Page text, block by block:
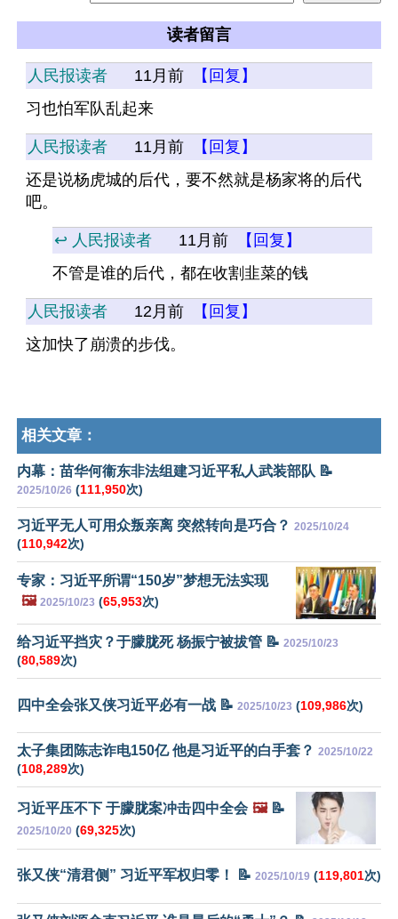
读者留言
人民报读者 11月前
【回复】
习也怕军队乱起来
人民报读者 11月前
【回复】
还是说杨虎城的后代，要不然就是杨家将的后代
吧。
↩️ 人民报读者 11月前
【回复】
不管是谁的后代，都在收割韭菜的钱
人民报读者 12月前
【回复】
这加快了崩溃的步伐。
相关文章：
内幕：苗华何衞东非法组建习近平私人武装部队 📝
2025/10/26 (111,950次)
习近平无人可用众叛亲离 突然转向是巧合？ 2025/10/24
(110,942次)
专家：习近平所谓“150岁”梦想无法实现
🖼️ 2025/10/23 (65,953次)
给习近平挡灾？于朦胧死 杨振宁被拔管 📝 2025/10/23
(80,589次)
四中全会张又侠习近平必有一战 📝 2025/10/23 (109,986次)
太子集团陈志诈电150亿 他是习近平的白手套？ 2025/10/22
(108,289次)
习近平压不下 于朦胧案冲击四中全会 🖼️📝
2025/10/20 (69,325次)
张又侠“清君侧” 习近平军权归零！ 📝 2025/10/19 (119,801次)